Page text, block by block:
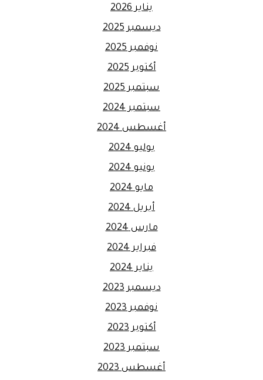
يناير 2026
ديسمبر 2025
نوفمبر 2025
أكتوبر 2025
سبتمبر 2025
سبتمبر 2024
أغسطس 2024
يوليو 2024
يونيو 2024
مايو 2024
أبريل 2024
مارس 2024
فبراير 2024
يناير 2024
ديسمبر 2023
نوفمبر 2023
أكتوبر 2023
سبتمبر 2023
أغسطس 2023